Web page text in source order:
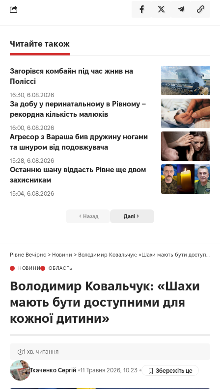
Читайте також
Загорівся комбайн під час жнив на
Поліссі
16:30, 6.08.2026
За добу у перинатальному в Рівному –
рекордна кількість малюків
16:00, 6.08.2026
Агресор з Вараша бив дружину ногами
та шнуром від подовжувача
15:28, 6.08.2026
Останню шану віддасть Рівне ще двом
захисникам
15:04, 6.08.2026
Назад Далі
Рівне Вечірнє > Новини > Володимир Ковальчук: «Шахи мають бути доступними для кожної дитини»
НОВИНИ ОБЛАСТЬ
Володимир Ковальчук: «Шахи
мають бути доступними для
кожної дитини»
Ткаченко Сергій 11 Травня 2026, 10:23
1 хв. читання